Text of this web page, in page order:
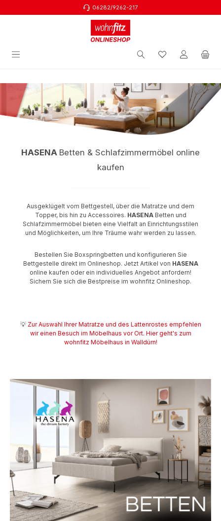
06282/9262-217
HASENA Betten & Schlafzimmermöbel online
kaufen
Ausgeklügelt vom Bettgestell, über die Matratze und dem
Topper, bis hin zu Accessoires. HASENA Betten und
Schlafzimmermöbel bieten eine Vielfalt an Einrichtungsstilen
und Möglichkeiten, um Ihre Träume wahr werden zu lassen.
Bestellen Sie Boxspringbetten und konfigurieren Sie
Bettgestelle direkt im Onlineshop. Jetzt Artikel von HASENA
online kaufen oder ein individuelles Angebot anfordern!
Sichern Sie sich die Bestpreise im wohnfitz Onlineshop.
💡 Zur Auswahl Ihrer Matratze und des Lattenrostes empfehlen
wir einen Besuch im Möbelhaus vor Ort. Hier geht's zum
wohnfitz Möbelhaus in Walldürn!